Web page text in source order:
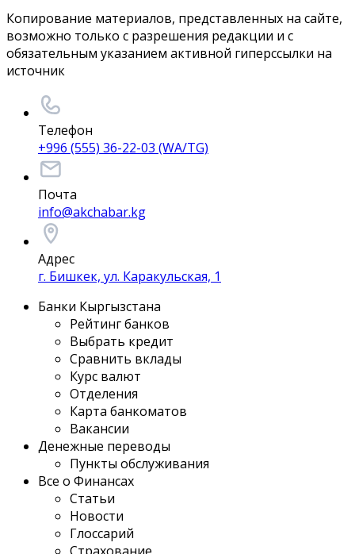
Копирование материалов, представленных на сайте,
возможно только с разрешения редакции и с
обязательным указанием активной гиперссылки на
источник
Телефон
+996 (555) 36-22-03 (WA/TG)
Почта
info@akchabar.kg
Адрес
г. Бишкек, ул. Каракульская, 1
Банки Кыргызстана
Рейтинг банков
Выбрать кредит
Сравнить вклады
Курс валют
Отделения
Карта банкоматов
Вакансии
Денежные переводы
Пункты обслуживания
Все о Финансах
Статьи
Новости
Глоссарий